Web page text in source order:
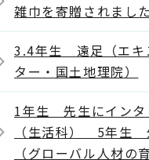
雑巾を寄贈されました
3.4年生 遠足（エキ
ター・国土地理院）
1年生 先生にインタ
（生活科） 5年生
（グローバル人材の